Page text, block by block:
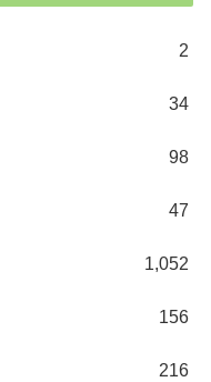
2
34
98
47
1,052
156
216